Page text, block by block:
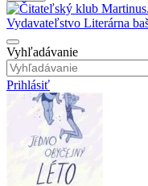
Vyhľadávanie
Prihlásiť